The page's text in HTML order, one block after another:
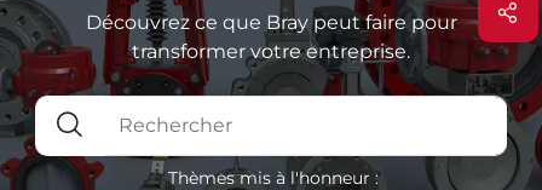
Découvrez ce que Bray peut faire pour
transformer votre entreprise.
Thèmes mis à l'honneur :